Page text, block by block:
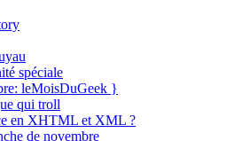
spéciale
leMoisDuGeek }
qui troll
en XHTML et XML ?
de novembre